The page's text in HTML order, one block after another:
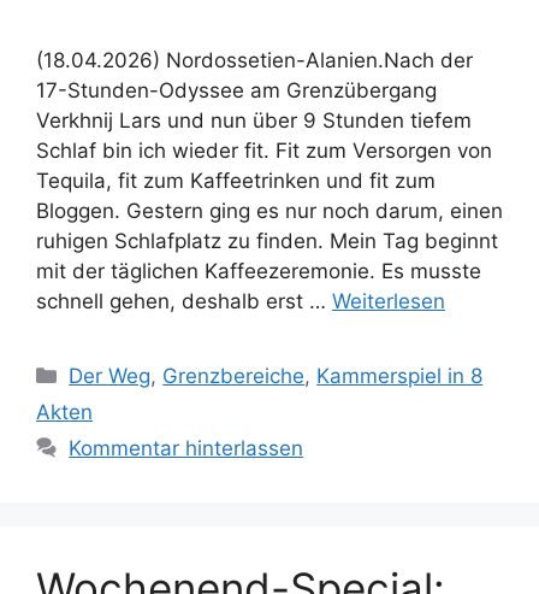
(18.04.2026) Nordossetien-Alanien.Nach der
17-Stunden-Odyssee am Grenzübergang
Verkhnij Lars und nun über 9 Stunden tiefem
Schlaf bin ich wieder fit. Fit zum Versorgen von
Tequila, fit zum Kaffeetrinken und fit zum
Bloggen. Gestern ging es nur noch darum, einen
ruhigen Schlafplatz zu finden. Mein Tag beginnt
mit der täglichen Kaffeezeremonie. Es musste
schnell gehen, deshalb erst … Weiterlesen
Kategorien
Der Weg, Grenzbereiche, Kammerspiel in 8
Akten
Kommentar hinterlassen